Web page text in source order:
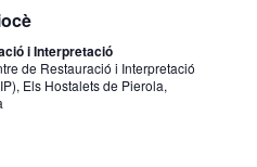
i Interpretació
de Restauració i Interpretació
Els Hostalets de Pierola,